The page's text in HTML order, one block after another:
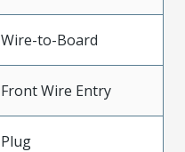
Wire-to-Board
Front Wire Entry
Plug